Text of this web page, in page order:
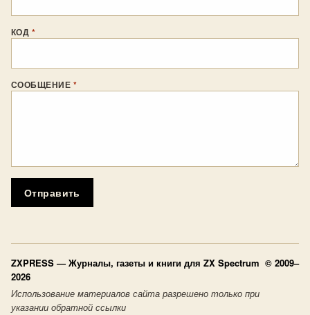
КОД *
СООБЩЕНИЕ *
Отправить
ZXPRESS — Журналы, газеты и книги для ZX Spectrum © 2009–
2026
Использование материалов сайта разрешено только при
указании обратной ссылки